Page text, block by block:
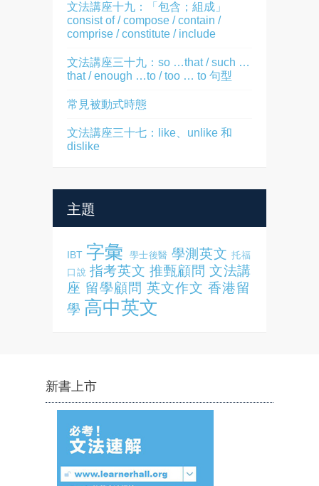
文法講座十九：「包含；組成」
consist of / compose / contain /
comprise / constitute / include
文法講座三十九：so …that / such …
that / enough …to / too … to 句型
常見被動式時態
文法講座三十七：like、unlike 和
dislike
主題
IBT 字彙 學士後醫 學測英文 托福
口說 指考英文 推甄顧問 文法講
座 留學顧問 英文作文 香港留
學 高中英文
新書上市